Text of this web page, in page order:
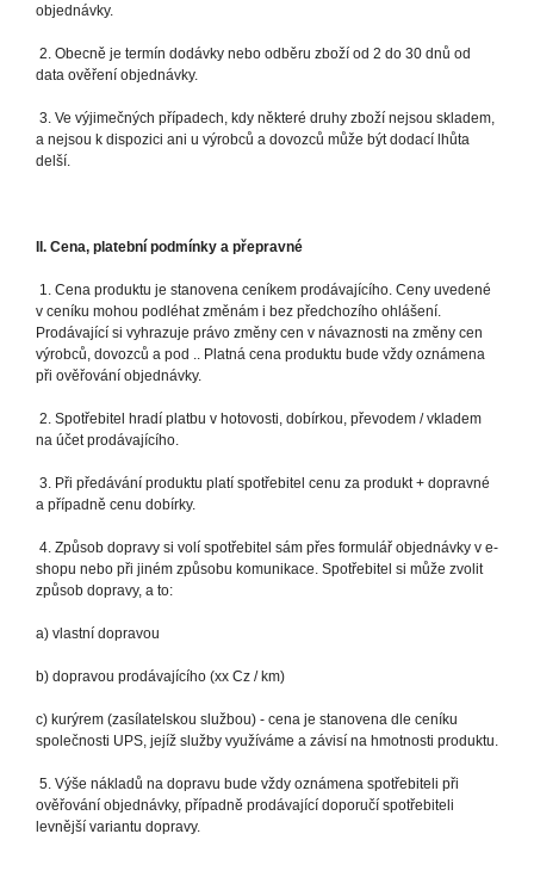
objednávky.
2. Obecně je termín dodávky nebo odběru zboží od 2 do 30 dnů od
data ověření objednávky.
3. Ve výjimečných případech, kdy některé druhy zboží nejsou skladem,
a nejsou k dispozici ani u výrobců a dovozců může být dodací lhůta
delší.
II. Cena, platební podmínky a přepravné
1. Cena produktu je stanovena ceníkem prodávajícího. Ceny uvedené
v ceníku mohou podléhat změnám i bez předchozího ohlášení.
Prodávající si vyhrazuje právo změny cen v návaznosti na změny cen
výrobců, dovozců a pod .. Platná cena produktu bude vždy oznámena
při ověřování objednávky.
2. Spotřebitel hradí platbu v hotovosti, dobírkou, převodem / vkladem
na účet prodávajícího.
3. Při předávání produktu platí spotřebitel cenu za produkt + dopravné
a případně cenu dobírky.
4. Způsob dopravy si volí spotřebitel sám přes formulář objednávky v e-
shopu nebo při jiném způsobu komunikace. Spotřebitel si může zvolit
způsob dopravy, a to:
a) vlastní dopravou
b) dopravou prodávajícího (xx Cz / km)
c) kurýrem (zasílatelskou službou) - cena je stanovena dle ceníku
společnosti UPS, jejíž služby využíváme a závisí na hmotnosti produktu.
5. Výše nákladů na dopravu bude vždy oznámena spotřebiteli při
ověřování objednávky, případně prodávající doporučí spotřebiteli
levnější variantu dopravy.